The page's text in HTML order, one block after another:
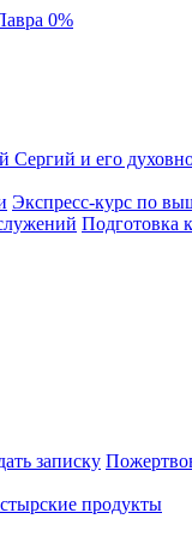
0%
Сергий и его
Экспресс-курс по
Подготовка
записку
продукты